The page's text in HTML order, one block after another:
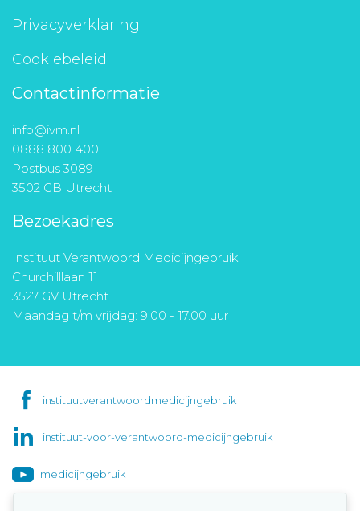
Privacyverklaring
Cookiebeleid
Contactinformatie
info@ivm.nl
0888 800 400
Postbus 3089
3502 GB Utrecht
Bezoekadres
Instituut Verantwoord Medicijngebruik
Churchilllaan 11
3527 GV Utrecht
Maandag t/m vrijdag: 9.00 - 17.00 uur
instituutverantwoordmedicijngebruik
instituut-voor-verantwoord-medicijngebruik
medicijngebruik